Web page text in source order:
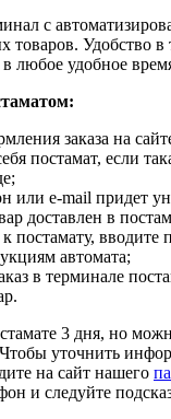
с
товаров. Удобство в
в любое удобное
заказа на
постамат, если
или e-mail придет
доставлен в
постамату, вводите
автомата;
в терминале
3 дня, но
уточнить
на сайт нашего
и следуйте